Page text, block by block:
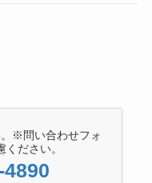
※問い合わせフォ
ださい。
4890